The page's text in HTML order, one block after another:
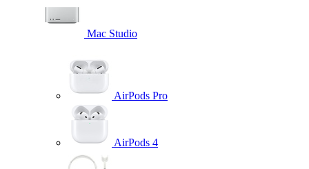
Mac Studio
AirPods Pro
AirPods 4